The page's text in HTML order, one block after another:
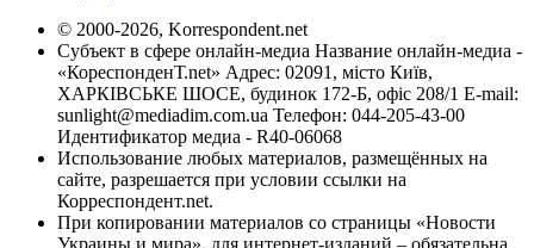
© 2000-2026, Korrespondent.net
Субъект в сфере онлайн-медиа Название онлайн-медиа -
«КореспонденТ.net» Адрес: 02091, місто Київ,
ХАРКІВСЬКЕ ШОСЕ, будинок 172-Б, офіс 208/1 E-mail:
sunlight@mediadim.com.ua Телефон: 044-205-43-00
Идентификатор медиа - R40-06068
Использование любых материалов, размещённых на
сайте, разрешается при условии ссылки на
Корреспондент.net.
При копировании материалов со страницы «Новости
Украины и мира», для интернет-изданий – обязательна